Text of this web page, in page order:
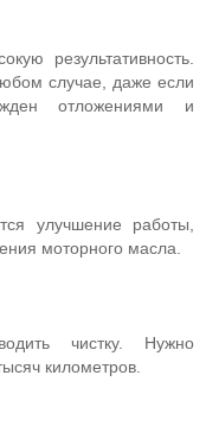
результативность.
случае, даже если
отложениями и
улучшение работы,
моторного масла.
чистку. Нужно
километров.